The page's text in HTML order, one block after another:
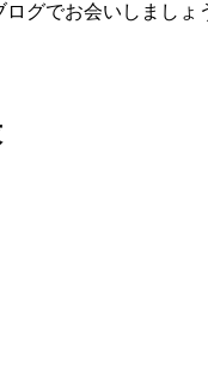
グでお会いしましょ